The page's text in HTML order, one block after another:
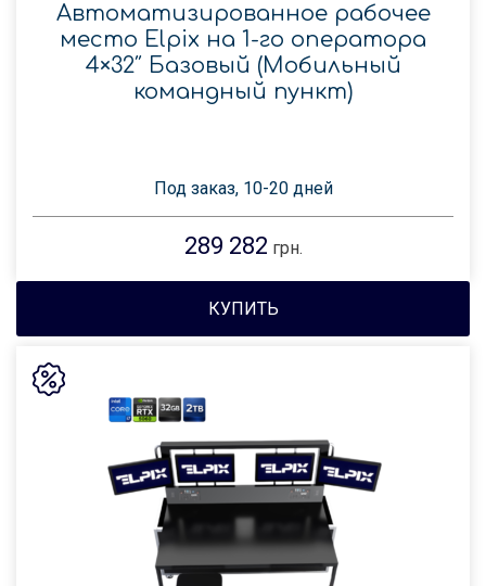
Автоматизированное рабочее
место Elpix на 1-го оператора
4×32″ Базовый (Мобильный
командный пункт)
Под заказ, 10-20 дней
289 282 грн.
КУПИТЬ